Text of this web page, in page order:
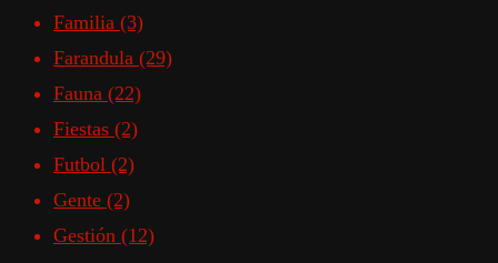
Familia (3)
Farandula (29)
Fauna (22)
Fiestas (2)
Futbol (2)
Gente (2)
Gestión (12)